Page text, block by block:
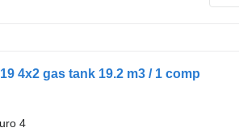
4x2 gas tank 19.2 m3 / 1 comp
4